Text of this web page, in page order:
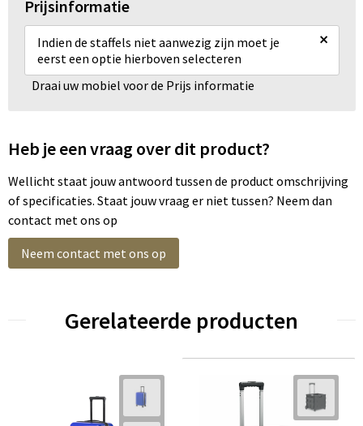
Prijsinformatie
Indien de staffels niet aanwezig zijn moet je
eerst een optie hierboven selecteren
×
Draai uw mobiel voor de Prijs informatie
Heb je een vraag over dit product?
Wellicht staat jouw antwoord tussen de product omschrijving
of specificaties. Staat jouw vraag er niet tussen? Neem dan
contact met ons op
Neem contact met ons op
Gerelateerde producten